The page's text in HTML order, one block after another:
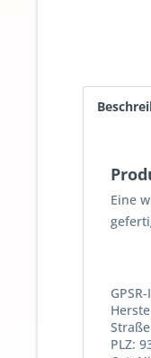
Eine
PLZ: